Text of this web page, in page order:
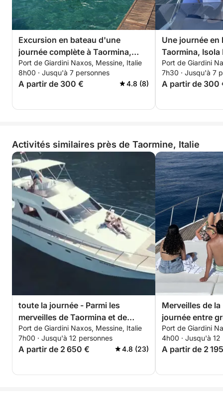
Excursion en bateau d'une
journée complète à Taormina,
Mazzarò et Sant'Alessio
Port de Giardini Naxos, Messine, Italie
8h00 · Jusqu'à 7 personnes
A partir de 300 € 4.8 (8)
Une journée en
Taormina, Isola
Sant'Alessio
Port de Giardini
7h30 · Jusqu'à 7
A partir de 300
Activités similaires près de Taormine, Italie
toute la journée - Parmi les
merveilles de Taormina et de
l'Etna
Port de Giardini Naxos, Messine, Italie
7h00 · Jusqu'à 12 personnes
A partir de 2 650 € 4.8 (23)
Merveilles de
journée entre
snorkeling à
Port de Giardini
4h00 · Jusqu'à 12
A partir de 2